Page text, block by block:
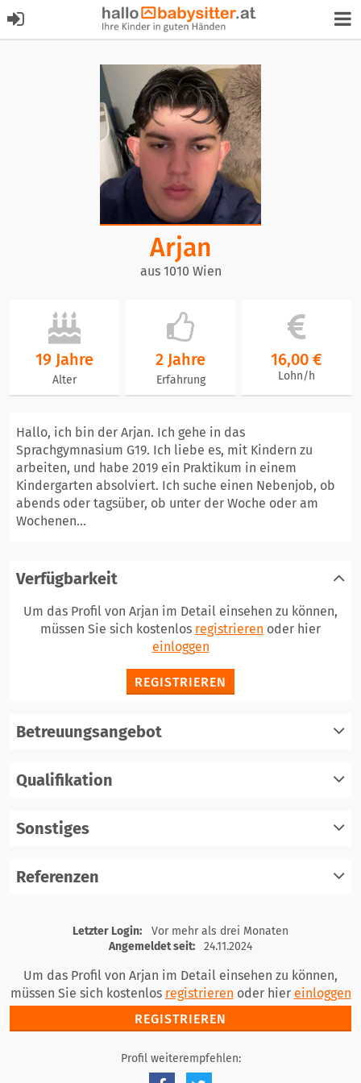
Arjan
aus 1010 Wien
19 Jahre
Alter
2 Jahre
Erfahrung
16,00 €
Lohn/h
Hallo, ich bin der Arjan. Ich gehe in das
Sprachgymnasium G19. Ich liebe es, mit Kindern zu
arbeiten, und habe 2019 ein Praktikum in einem
Kindergarten absolviert. Ich suche einen Nebenjob, ob
abends oder tagsüber, ob unter der Woche oder am
Wochenen...
Verfügbarkeit
Um das Profil von Arjan im Detail einsehen zu können,
müssen Sie sich kostenlos registrieren oder hier
einloggen
REGISTRIEREN
Betreuungsangebot
Qualifikation
Sonstiges
Referenzen
registrieren
einloggen
Letzter Login:
Vor mehr als drei Monaten
Angemeldet seit:
24.11.2024
Um das Profil von Arjan im Detail einsehen zu können,
müssen Sie sich kostenlos registrieren oder hier einloggen
REGISTRIEREN
Profil weiterempfehlen: